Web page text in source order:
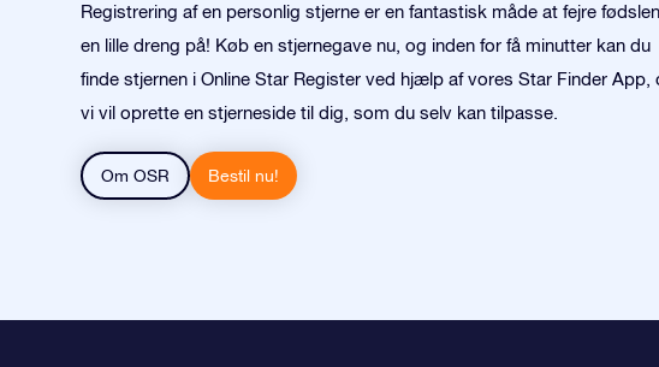
Registrering af en personlig stjerne er en fantastisk måde at fejre
en lille dreng på! Køb en stjernegave nu, og inden for få minutter kan du
finde stjernen i Online Star Register ved hjælp af vores Star Finder App,
vi vil oprette en stjerneside til dig, som du selv kan tilpasse.
Om OSR Bestil nu!